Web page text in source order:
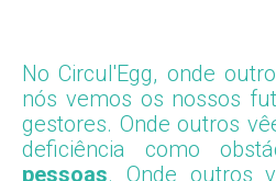
No Circul'Egg, onde
nós vemos os nossos
gestores. Onde outros
deficiência como
pessoas. Onde outros